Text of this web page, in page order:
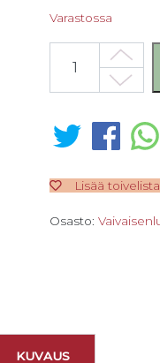
Varastossa
Berkemann
Lisää
Osasto:
KUVAUS